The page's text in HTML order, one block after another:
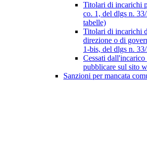
Titolari di incarichi
co. 1, del dlgs n.
tabelle)
Titolari di incarichi
direzione o di
1-bis, del dlgs n.
Cessati
pubblicare sul sito
Sanzioni per mancata